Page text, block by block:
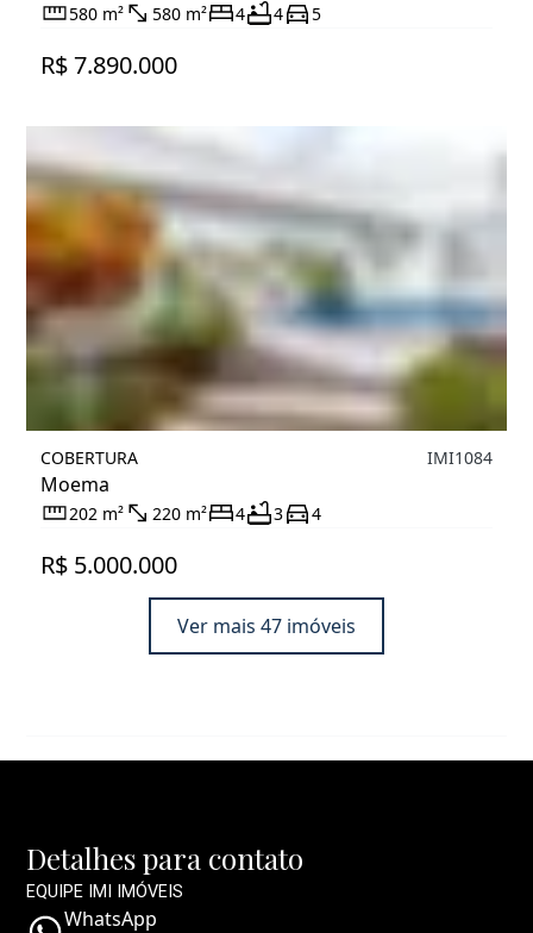
580 m² 580 m² 4 4 5
R$ 7.890.000
COBERTURA
Moema
IMI1084
202 m² 220 m² 4 3 4
R$ 5.000.000
Ver mais 47 imóveis
Detalhes para contato
EQUIPE IMI IMÓVEIS
WhatsApp